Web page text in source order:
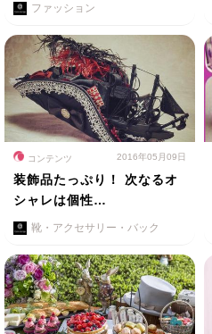
ファッション
コンテンツ 2016年05月09日
装飾品たっぷり！ 次なるオ
シャレは個性…
靴・アクセサリー・バック